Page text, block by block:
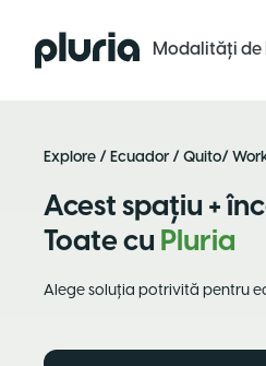
Logo Pluria Modalități de
Explore / Ecuador / Quito/
Acest spațiu +
Toate cu Pluria
Alege soluția potrivită pentru